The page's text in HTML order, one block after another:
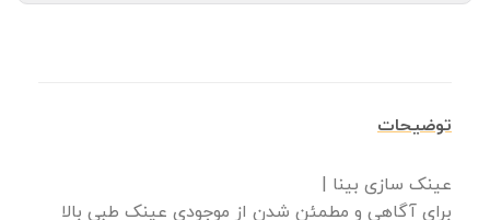
توضیحات
عینک سازی بینا |
برای آگاهی و مطمئن شدن از موجودی عینک طبی بالا